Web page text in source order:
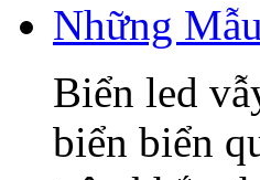
Những
Biển led
biển biển